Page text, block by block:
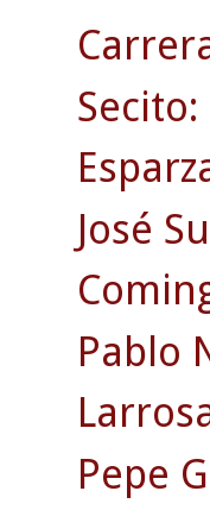
José
Pablo
Pepe